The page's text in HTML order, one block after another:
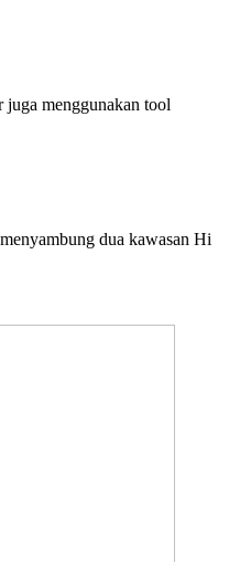
juga menggunakan tool
dua kawasan Hi